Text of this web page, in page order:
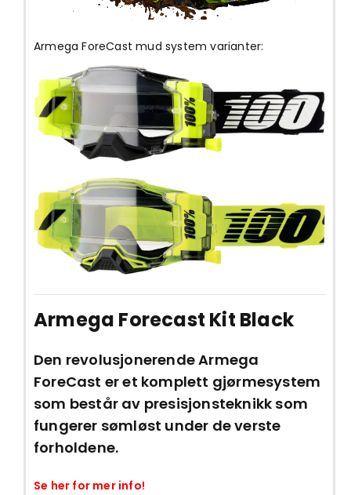
Armega ForeCast mud system varianter:
Armega Forecast Kit Black
Den revolusjonerende Armega
ForeCast er et komplett gjørmesystem
som består av presisjonsteknikk som
fungerer sømløst under de verste
forholdene.
Se her for mer info!